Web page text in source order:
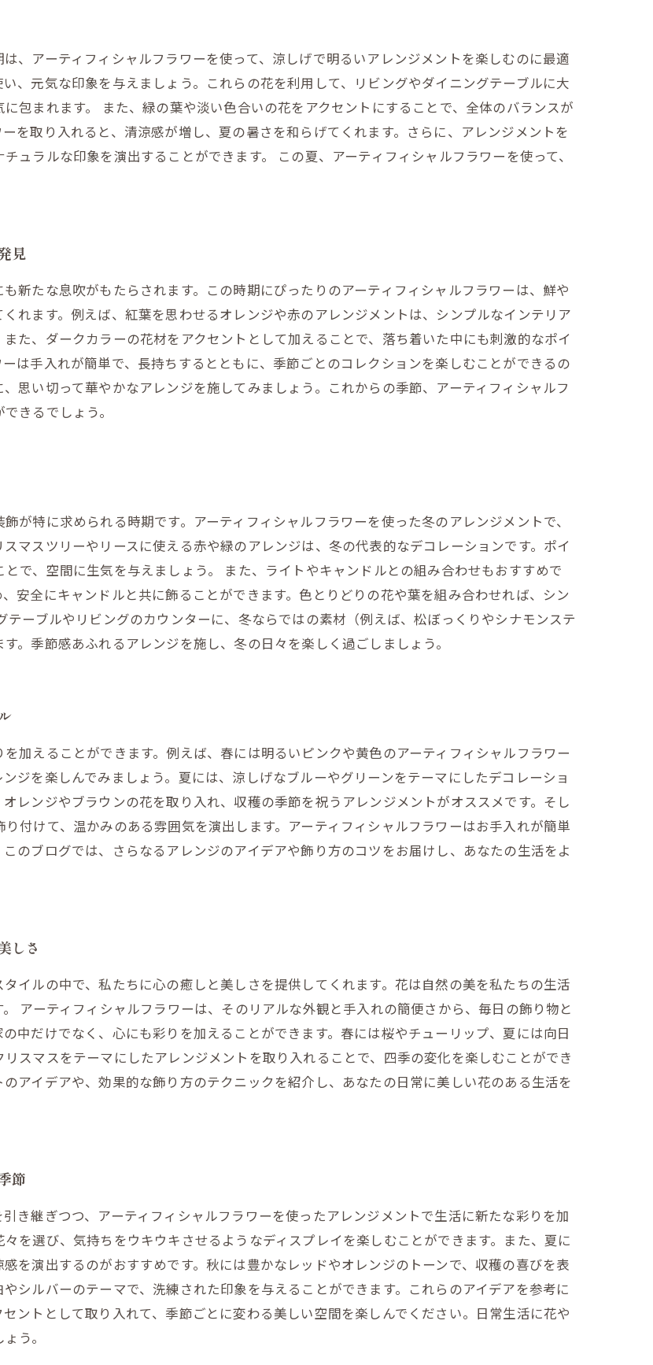
、アーティフィシャルフラワーを使って、涼しげで明るいアレンジメントを楽しむのに最適
、元気な印象を与えましょう。これらの花を利用して、リビングやダイニングテーブルに大
包まれます。 また、緑の葉や淡い色合いの花をアクセントにすることで、全体のバランスが
を取り入れると、清涼感が増し、夏の暑さを和らげてくれます。さらに、アレンジメントを
ュラルな印象を演出することができます。 この夏、アーティフィシャルフラワーを使って、
見
新たな息吹がもたらされます。この時期にぴったりのアーティフィシャルフラワーは、鮮や
れます。例えば、紅葉を思わせるオレンジや赤のアレンジメントは、シンプルなインテリア
た、ダークカラーの花材をアクセントとして加えることで、落ち着いた中にも刺激的なポイ
は手入れが簡単で、長持ちするとともに、季節ごとのコレクションを楽しむことができるの
思い切って華やかなアレンジを施してみましょう。これからの季節、アーティフィシャルフ
きるでしょう。
が特に求められる時期です。アーティフィシャルフラワーを使った冬のアレンジメントで、
マスツリーやリースに使える赤や緑のアレンジは、冬の代表的なデコレーションです。ポイ
で、空間に生気を与えましょう。 また、ライトやキャンドルとの組み合わせもおすすめで
安全にキャンドルと共に飾ることができます。色とりどりの花や葉を組み合わせれば、シン
ーブルやリビングのカウンターに、冬ならではの素材（例えば、松ぼっくりやシナモンステ
。季節感あふれるアレンジを施し、冬の日々を楽しく過ごしましょう。
加えることができます。例えば、春には明るいピンクや黄色のアーティフィシャルフラワー
ジを楽しんでみましょう。夏には、涼しげなブルーやグリーンをテーマにしたデコレーショ
レンジやブラウンの花を取り入れ、収穫の季節を祝うアレンジメントがオススメです。そし
付けて、温かみのある雰囲気を演出します。アーティフィシャルフラワーはお手入れが簡単
のブログでは、さらなるアレンジのアイデアや飾り方のコツをお届けし、あなたの生活をよ
しさ
イルの中で、私たちに心の癒しと美しさを提供してくれます。花は自然の美を私たちの生活
アーティフィシャルフラワーは、そのリアルな外観と手入れの簡便さから、毎日の飾り物と
中だけでなく、心にも彩りを加えることができます。春には桜やチューリップ、夏には向日
スマスをテーマにしたアレンジメントを取り入れることで、四季の変化を楽しむことができ
アイデアや、効果的な飾り方のテクニックを紹介し、あなたの日常に美しい花のある生活を
節
き継ぎつつ、アーティフィシャルフラワーを使ったアレンジメントで生活に新たな彩りを加
を選び、気持ちをウキウキさせるようなディスプレイを楽しむことができます。また、夏に
を演出するのがおすすめです。秋には豊かなレッドやオレンジのトーンで、収穫の喜びを表
シルバーのテーマで、洗練された印象を与えることができます。これらのアイデアを参考に
ントとして取り入れて、季節ごとに変わる美しい空間を楽しんでください。日常生活に花や
う。